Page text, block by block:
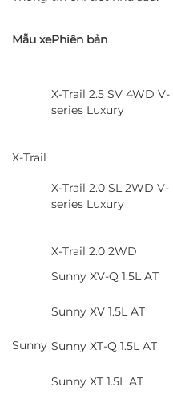
Mẫu xePhiên bản
X-Trail
X-Trail 2.5 SV 4WD V-
series Luxury
X-Trail 2.0 SL 2WD V-
series Luxury
X-Trail 2.0 2WD
Sunny
Sunny XV-Q 1.5L AT
Sunny XV 1.5L AT
Sunny XT-Q 1.5L AT
Sunny XT 1.5L AT